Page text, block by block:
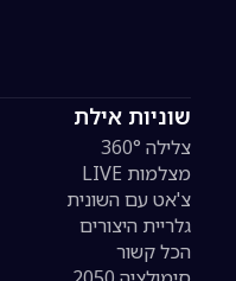
שוניות אילת
צלילה 360°
מצלמות LIVE
צ'אט עם השונית
גלריית היצורים
הכל קשור